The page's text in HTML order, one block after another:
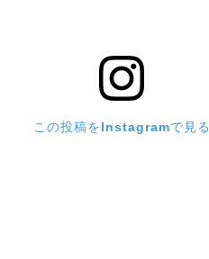
この投稿をInstagramで見る